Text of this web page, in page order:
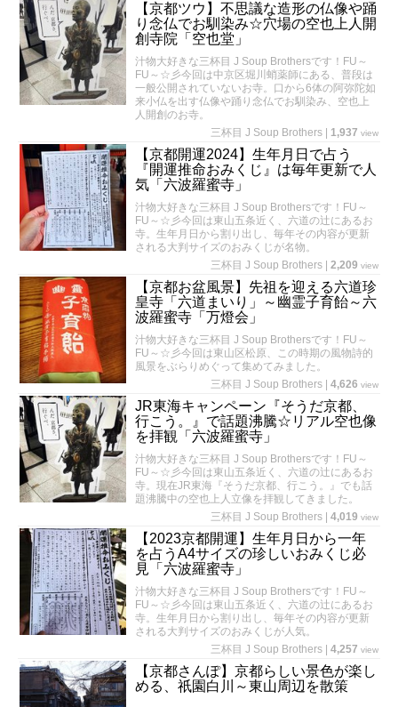
【京都ツウ】不思議な造形の仏像や踊
り念仏でお馴染み☆穴場の空也上人開
創寺院「空也堂」
汁物大好きな三杯目 J Soup Brothersです！FU～
FU～☆彡今回は中京区堀川蛸薬師にある、普段は
一般公開されていないお寺。口から6体の阿弥陀如
来小仏を出す仏像や踊り念仏でお馴染み、空也上
人開創のお寺。
三杯目 J Soup Brothers
1,937 view
【京都開運2024】生年月日で占う
『開運推命おみくじ』は毎年更新で人
気「六波羅蜜寺」
汁物大好きな三杯目 J Soup Brothersです！FU～
FU～☆彡今回は東山五条近く、六道の辻にあるお
寺。生年月日から割り出し、毎年その内容が更新
される大判サイズのおみくじが名物。
三杯目 J Soup Brothers
2,209 view
【京都お盆風景】先祖を迎える六道珍
皇寺「六道まいり」～幽霊子育飴～六
波羅蜜寺「万燈会」
汁物大好きな三杯目 J Soup Brothersです！FU～
FU～☆彡今回は東山区松原、この時期の風物詩的
風景をぶらりめぐって集めてみました。
三杯目 J Soup Brothers
4,626 view
JR東海キャンペーン『そうだ京都、
行こう。』で話題沸騰☆リアル空也像
を拝観「六波羅蜜寺」
汁物大好きな三杯目 J Soup Brothersです！FU～
FU～☆彡今回は東山五条近く、六道の辻にあるお
寺。現在JR東海『そうだ京都、行こう。』でも話
題沸騰中の空也上人立像を拝観してきました。
三杯目 J Soup Brothers
4,019 view
【2023京都開運】生年月日から一年
を占うA4サイズの珍しいおみくじ必
見「六波羅蜜寺」
汁物大好きな三杯目 J Soup Brothersです！FU～
FU～☆彡今回は東山五条近く、六道の辻にあるお
寺。生年月日から割り出し、毎年その内容が更新
される大判サイズのおみくじが人気。
三杯目 J Soup Brothers
4,257 view
【京都さんぽ】京都らしい景色が楽し
める、祇園白川～東山周辺を散策